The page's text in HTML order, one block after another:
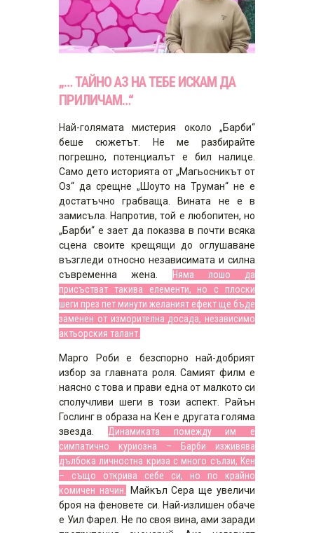
„… ТАЙНО АЗ НА ТЕБЕ ИСКАМ ДА
ПРИЛИЧАМ…“
Най-голямата мистерия около „Барби“
беше сюжетът. Не ме разбирайте
погрешно, потенциалът е бил налице.
Само дето историята от „Магьосникът от
Оз“ да срещне „Шоуто на Труман“ не е
достатъчно грабваща. Вината не е в
замисъла. Напротив, той е любопитен, но
„Барби“ е зает да показва в почти всяка
сцена своите крещящи до оглушаване
възгледи относно независимата и силна
съвременна жена.
Няма лошо да
присъстват такива елементи, но с плоски
шеги през пет минути желаният ефект ще бъде
заменен от изморителна досада, независимо
актьорския талант.
Марго Роби е безспорно най-добрият
избор за главната роля. Самият филм е
наясно с това и прави една от малкото си
сполучливи шеги в този аспект. Райън
Гослинг в образа на Кен е другата голяма
звезда. Динамиката помежду им е
симпатично куриозна – Барби изживява
дълбока личностна криза с много сълзи, Кен
– също открива себе си, но по крайно
комичен начин.
Майкъл Сера ще увеличи
броя на феновете си. Най-излишен обаче
е Уил Фарел. Не по своя вина, ами заради